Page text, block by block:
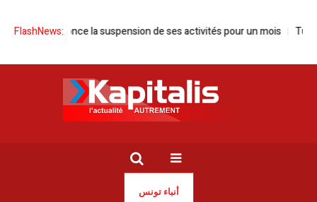
FlashNews:
annonce la suspension de ses activités pour un mois Tunisie |
أنباء تونس